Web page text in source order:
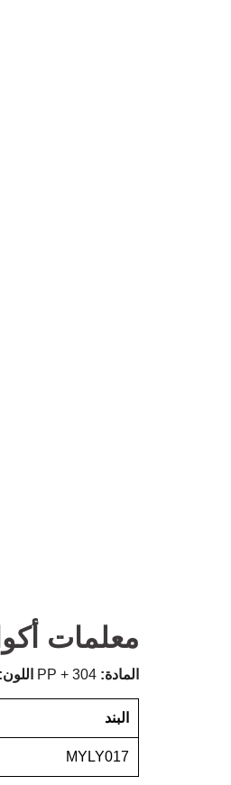
معلمات
المادة: اللون:
البند
MYLY017